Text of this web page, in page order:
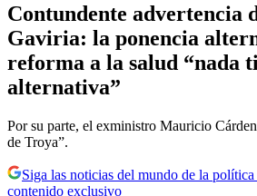
Contundente advertencia
Gaviria: la ponencia
reforma a la salud “nada
alternativa”
Por su parte, el exministro Mauricio
de Troya”.
Siga las noticias del mundo de la
contenido exclusivo